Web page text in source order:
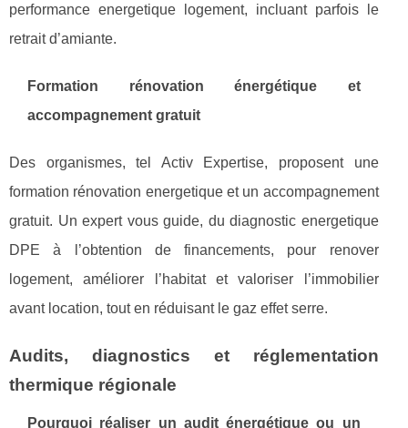
performance energetique logement, incluant parfois le
retrait d’amiante.
Formation rénovation énergétique et
accompagnement gratuit
Des organismes, tel Activ Expertise, proposent une
formation rénovation energetique et un accompagnement
gratuit. Un expert vous guide, du diagnostic energetique
DPE à l’obtention de financements, pour renover
logement, améliorer l’habitat et valoriser l’immobilier
avant location, tout en réduisant le gaz effet serre.
Audits, diagnostics et réglementation
thermique régionale
Pourquoi réaliser un audit énergétique ou un